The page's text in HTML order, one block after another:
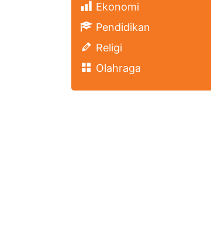
Ekonomi
Pendidikan
Religi
Olahraga